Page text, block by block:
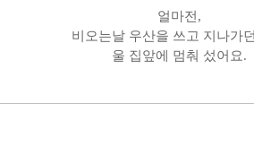
얼마전,
비오는날 우산을 쓰고 지나가
울 집앞에 멈춰 섰어요.